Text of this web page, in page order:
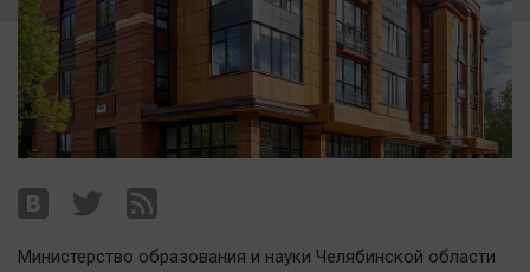
Спорт
Курилка
Поиск
Архив
Наша победа
Политика
Министерство образования и науки Челябинской области